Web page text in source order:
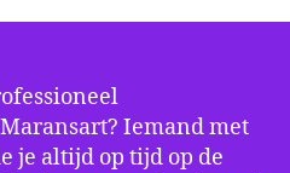
Iemand met
je altijd op tijd op de